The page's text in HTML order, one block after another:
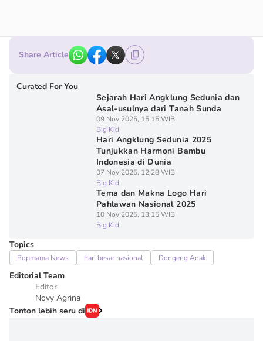
Share Article
Curated For You
Sejarah Hari Angklung Sedunia dan
Asal-usulnya dari Tanah Sunda
09 Nov 2025, 15:15 WIB
Big Kid
Hari Angklung Sedunia 2025
Tunjukkan Harmoni Bambu
Indonesia di Dunia
07 Nov 2025, 12:28 WIB
Big Kid
Tema dan Makna Logo Hari
Pahlawan Nasional 2025
10 Nov 2025, 13:15 WIB
Big Kid
Topics
Popmama News hari besar nasional Dongeng Anak
Editorial Team
Editor
Novy Agrina
Tonton lebih seru di